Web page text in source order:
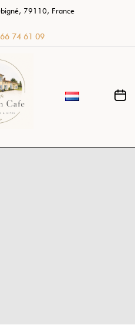
79110, France
74 61 09